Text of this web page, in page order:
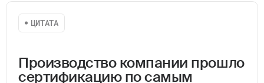
ЦИТАТА
Производство компании прошло
сертификацию по самым